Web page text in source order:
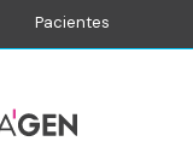
Pacientes